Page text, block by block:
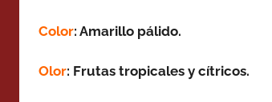
Color: Amarillo pálido.
Olor: Frutas tropicales y cítricos.